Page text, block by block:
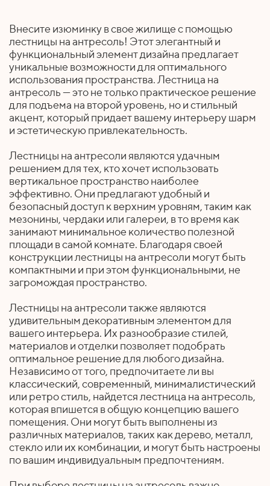
Внесите изюминку в свое жилище с помощью
лестницы на антресоль! Этот элегантный и
функциональный элемент дизайна предлагает
уникальные возможности для оптимального
использования пространства. Лестница на
антресоль — это не только практическое решение
для подъема на второй уровень, но и стильный
акцент, который придает вашему интерьеру шарм
и эстетическую привлекательность.
Лестницы на антресоли являются удачным
решением для тех, кто хочет использовать
вертикальное пространство наиболее
эффективно. Они предлагают удобный и
безопасный доступ к верхним уровням, таким как
мезонины, чердаки или галереи, в то время как
занимают минимальное количество полезной
площади в самой комнате. Благодаря своей
конструкции лестницы на антресоли могут быть
компактными и при этом функциональными, не
загромождая пространство.
Лестницы на антресоли также являются
удивительным декоративным элементом для
вашего интерьера. Их разнообразие стилей,
материалов и отделки позволяет подобрать
оптимальное решение для любого дизайна.
Независимо от того, предпочитаете ли вы
классический, современный, минималистический
или ретро стиль, найдется лестница на антресоль,
которая впишется в общую концепцию вашего
помещения. Они могут быть выполнены из
различных материалов, таких как дерево, металл,
стекло или их комбинации, и могут быть настроены
по вашим индивидуальным предпочтениям.